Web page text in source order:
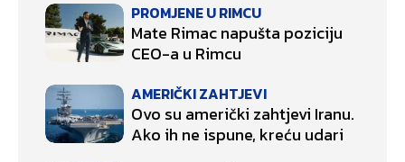
PROMJENE U RIMCU
Mate Rimac napušta poziciju
CEO-a u Rimcu
AMERIČKI ZAHTJEVI
Ovo su američki zahtjevi Iranu.
Ako ih ne ispune, kreću udari